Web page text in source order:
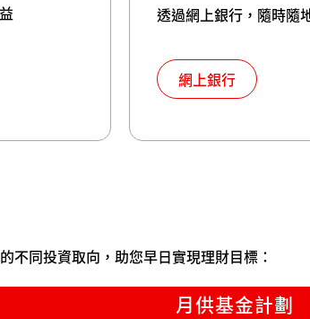
透過網上銀行，隨時隨
網上銀行
不同投資取向，助您早日實現理財目標：
月供基金計劃